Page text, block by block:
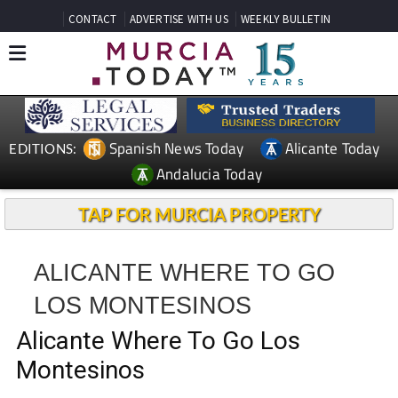
CONTACT ADVERTISE WITH US WEEKLY BULLETIN
EDITIONS: Spanish News Today
Alicante Today
Andalucia Today
TAP FOR MURCIA PROPERTY
ALICANTE WHERE TO GO
LOS MONTESINOS
Alicante Where To Go Los
Montesinos